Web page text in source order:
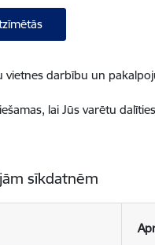
vietnes darbību un
lai Jūs varētu
sīkdatnēm